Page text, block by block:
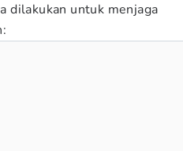
dilakukan untuk menjaga